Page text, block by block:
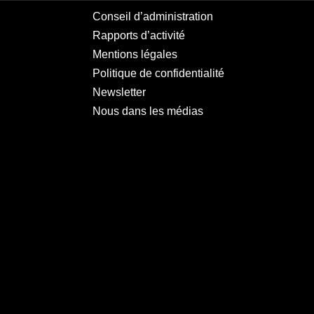
Conseil d’administration
Rapports d’activité
Mentions légales
Politique de confidentialité
Newsletter
Nous dans les médias